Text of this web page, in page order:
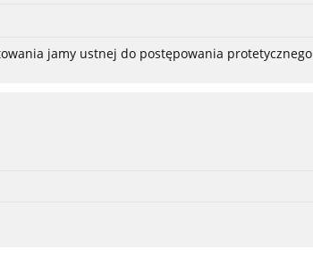
jamy ustnej do postępowania